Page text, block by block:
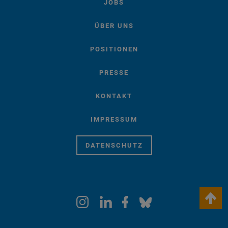
keyboard_arrow_up
JOBS
ÜBER UNS
POSITIONEN
PRESSE
KONTAKT
IMPRESSUM
DATENSCHUTZ